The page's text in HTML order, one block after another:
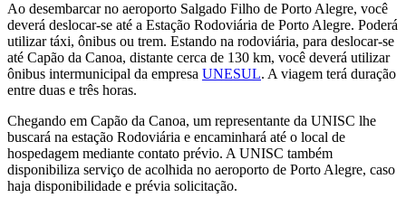
Ao desembarcar no aeroporto Salgado Filho de Porto Alegre, você
deverá deslocar-se até a Estação Rodoviária de Porto Alegre. Poderá
utilizar táxi, ônibus ou trem. Estando na rodoviária, para deslocar-se
até Capão da Canoa, distante cerca de 130 km, você deverá utilizar
ônibus intermunicipal da empresa UNESUL. A viagem terá duração
entre duas e três horas.
Chegando em Capão da Canoa, um representante da UNISC lhe
buscará na estação Rodoviária e encaminhará até o local de
hospedagem mediante contato prévio. A UNISC também
disponibiliza serviço de acolhida no aeroporto de Porto Alegre, caso
haja disponibilidade e prévia solicitação.